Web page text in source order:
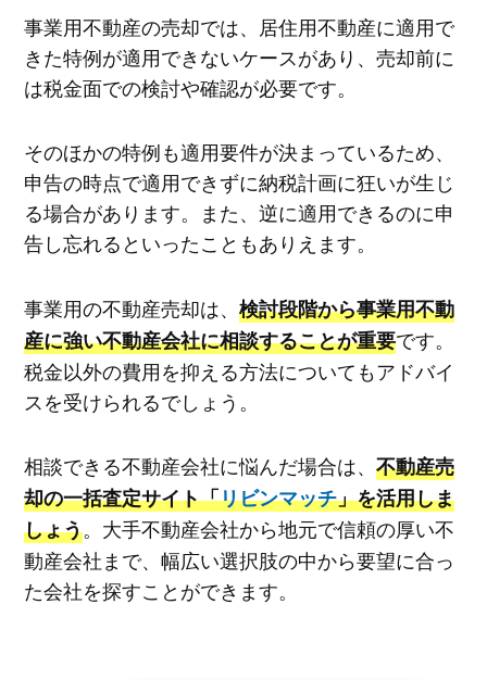
事業用不動産の売却では、居住用不動産に適用で
きた特例が適用できないケースがあり、売却前に
は税金面での検討や確認が必要です。
そのほかの特例も適用要件が決まっているため、
申告の時点で適用できずに納税計画に狂いが生じ
る場合があります。また、逆に適用できるのに申
告し忘れるといったこともありえます。
事業用の不動産売却は、 検討段階から事業用不動
産に強い不動産会社に相談することが重要です。
税金以外の費用を抑える方法についてもアドバイ
スを受けられるでしょう。
相談できる不動産会社に悩んだ場合は、 不動産売
却の一括査定サイト「リビンマッチ」を活用しま
しょう。大手不動産会社から地元で信頼の厚い不
動産会社まで、幅広い選択肢の中から要望に合っ
た会社を探すことができます。